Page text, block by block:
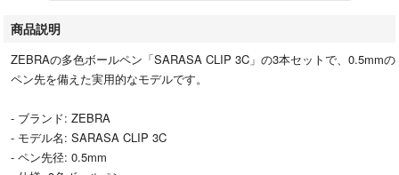
商品説明
ZEBRAの多色ボールペン「SARASA CLIP 3C」の3本セットで、0.5mmの
ペン先を備えた実用的なモデルです。
- ブランド: ZEBRA
- モデル名: SARASA CLIP 3C
- ペン先径: 0.5mm